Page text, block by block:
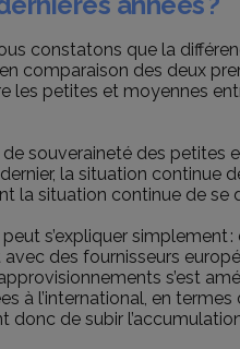
constatons que la
en comparaison des deux
les petites et moyennes
souveraineté des petites
dernier, la situation
la situation continue de se
s’expliquer simplement
des fournisseurs
s’est
à l’international, en
donc de subir